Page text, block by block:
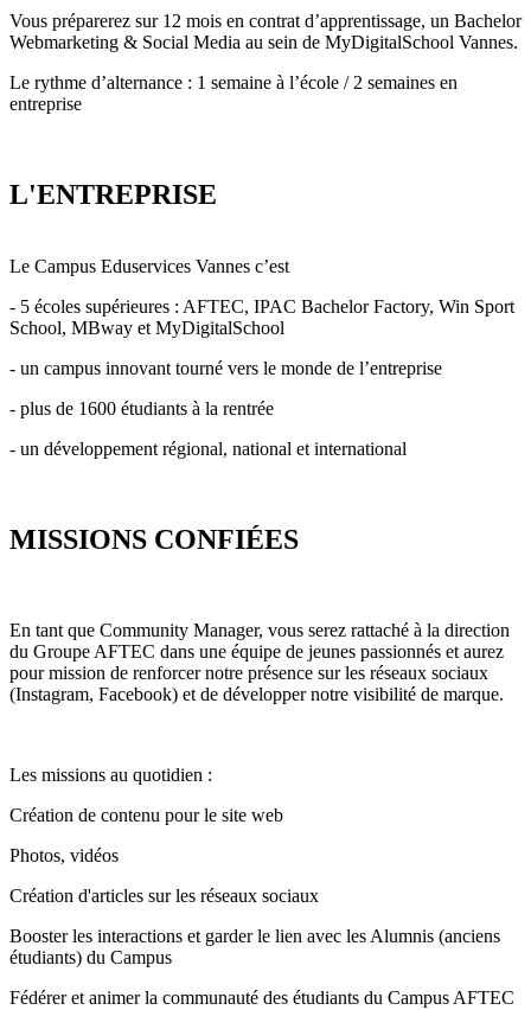
Vous préparerez sur 12 mois en contrat d’apprentissage, un Bachelor
Webmarketing & Social Media au sein de MyDigitalSchool Vannes.
Le rythme d’alternance : 1 semaine à l’école / 2 semaines en
entreprise
L'ENTREPRISE
Le Campus Eduservices Vannes c’est
- 5 écoles supérieures : AFTEC, IPAC Bachelor Factory, Win Sport
School, MBway et MyDigitalSchool
- un campus innovant tourné vers le monde de l’entreprise
- plus de 1600 étudiants à la rentrée
- un développement régional, national et international
MISSIONS CONFIÉES
En tant que Community Manager, vous serez rattaché à la direction
du Groupe AFTEC dans une équipe de jeunes passionnés et aurez
pour mission de renforcer notre présence sur les réseaux sociaux
(Instagram, Facebook) et de développer notre visibilité de marque.
Les missions au quotidien :
Création de contenu pour le site web
Photos, vidéos
Création d'articles sur les réseaux sociaux
Booster les interactions et garder le lien avec les Alumnis (anciens
étudiants) du Campus
Fédérer et animer la communauté des étudiants du Campus AFTEC